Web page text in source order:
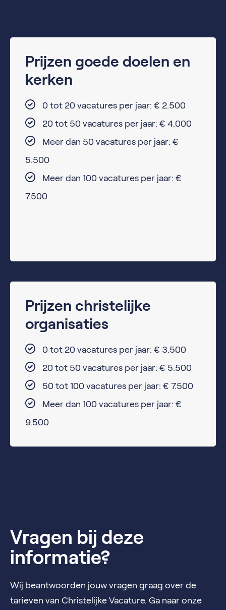
Prijzen goede doelen en
kerken
0 tot 20 vacatures per jaar: € 2.500
20 tot 50 vacatures per jaar: € 4.000
Meer dan 50 vacatures per jaar: €
5.500
Meer dan 100 vacatures per jaar: €
7.500
Prijzen christelijke
organisaties
0 tot 20 vacatures per jaar: € 3.500
20 tot 50 vacatures per jaar: € 5.500
50 tot 100 vacatures per jaar: € 7.500
Meer dan 100 vacatures per jaar: €
9.500
Vragen bij deze
informatie?
Wij beantwoorden jouw vragen graag over de
tarieven van Christelijke Vacature. Ga naar onze